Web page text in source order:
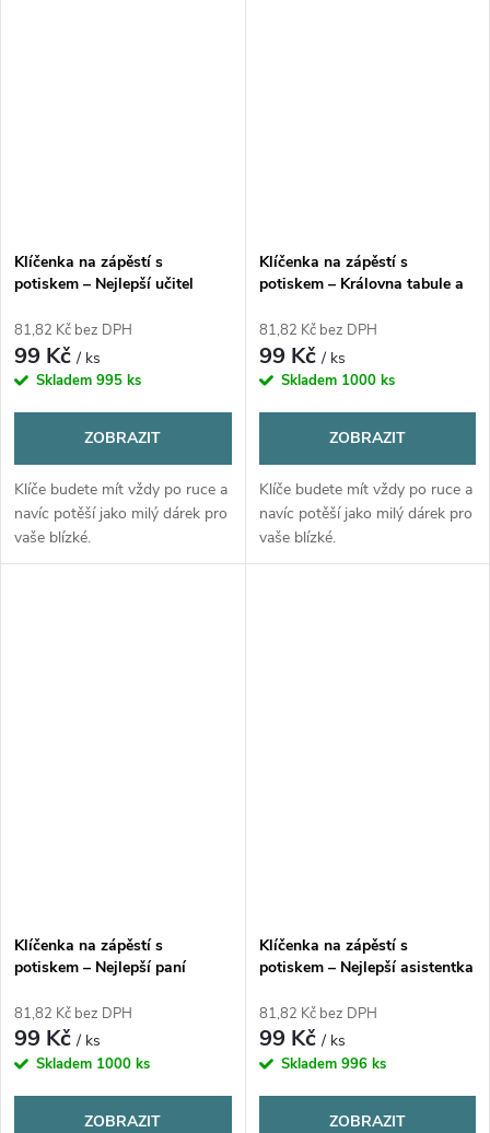
Klíčenka na zápěstí s
potiskem – Nejlepší učitel
81,82 Kč bez DPH
99 Kč/ ks
Skladem 995 ks
ZOBRAZIT
Klíče budete mít vždy po ruce a
navíc potěší jako milý dárek pro
vaše blízké.
Klíčenka na zápěstí s
potiskem – Královna tabule a
81,82 Kč bez DPH
99 Kč/ ks
Skladem 1000 ks
ZOBRAZIT
Klíče budete mít vždy po ruce a
navíc potěší jako milý dárek pro
vaše blízké.
Klíčenka na zápěstí s
potiskem – Nejlepší paní
81,82 Kč bez DPH
99 Kč/ ks
Skladem 1000 ks
ZOBRAZIT
Klíčenka na zápěstí s
potiskem – Nejlepší asistentka
81,82 Kč bez DPH
99 Kč/ ks
Skladem 996 ks
ZOBRAZIT